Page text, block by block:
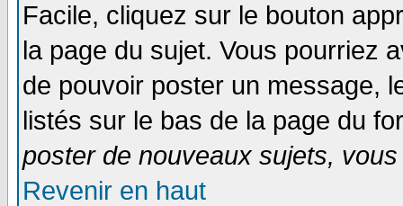
Facile, cliquez sur le bouton
la page du sujet. Vous pourriez
de pouvoir poster un message,
listés sur le bas de la page du
poster de nouveaux sujets,
Revenir en haut